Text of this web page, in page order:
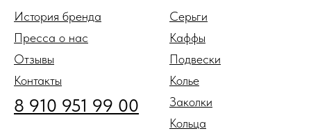
История бренда
Пресса о нас
Отзывы
Контакты
8 910 951 99 00
Серьги
Каффы
Подвески
Колье
Заколки
Кольца